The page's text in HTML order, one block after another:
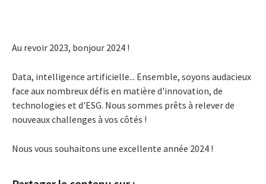
Au revoir 2023, bonjour 2024 !
Data, intelligence artificielle... Ensemble, soyons audacieux
face aux nombreux défis en matière d'innovation, de
technologies et d'ESG. Nous sommes prêts à relever de
nouveaux challenges à vos côtés !
Nous vous souhaitons une excellente année 2024 !